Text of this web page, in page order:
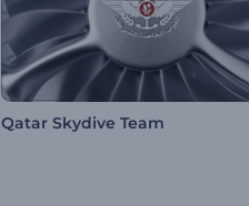
Qatar Skydive Team